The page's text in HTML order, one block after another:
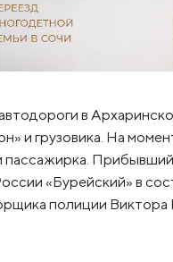
в
и грузовика. На
пассажирка.
«Бурейский» в
полиции